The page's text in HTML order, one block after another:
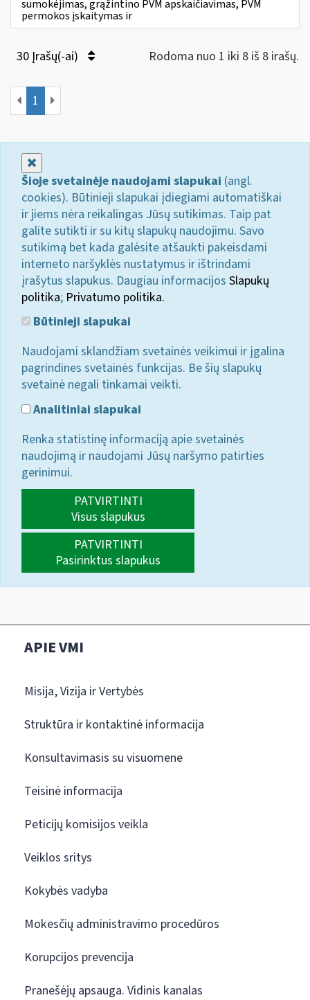
sumokėjimas, grąžintino PVM apskaičiavimas, PVM
permokos įskaitymas ir
30 Įrašų(-ai) Rodoma nuo 1 iki 8 iš 8 irašų.
1
Šioje svetainėje naudojami slapukai (angl.
cookies). Būtinieji slapukai įdiegiami automatiškai
ir jiems nėra reikalingas Jūsų sutikimas. Taip pat
galite sutikti ir su kitų slapukų naudojimu. Savo
sutikimą bet kada galėsite atšaukti pakeisdami
interneto naršyklės nustatymus ir ištrindami
įrašytus slapukus. Daugiau informacijos Slapukų
politika; Privatumo politika.
Būtinieji slapukai
Naudojami sklandžiam svetainės veikimui ir įgalina
pagrindines svetainės funkcijas. Be šių slapukų
svetainė negali tinkamai veikti.
Analitiniai slapukai
Renka statistinę informaciją apie svetainės
naudojimą ir naudojami Jūsų naršymo patirties
gerinimui.
PATVIRTINTI
Visus slapukus
PATVIRTINTI
Pasirinktus slapukus
APIE VMI
Misija, Vizija ir Vertybės
Struktūra ir kontaktinė informacija
Konsultavimasis su visuomene
Teisinė informacija
Peticijų komisijos veikla
Veiklos sritys
Kokybės vadyba
Mokesčių administravimo procedūros
Korupcijos prevencija
Pranešėjų apsauga. Vidinis kanalas